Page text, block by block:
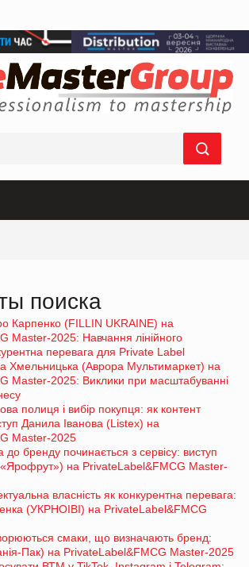
поиска
Карпенко (FILLIN UKRAINE) на
Master-2025: Навчання лінійного
перевага для Private Label
Хмельницька (Аврора Мультимаркет) на
Master-2025: Виклики при масштабуванні
полиця і вибір покупця: як контент
Данила Іванова (Listex) на
Master-2025
до бренду починається з сервісу: виступ
на PrivateLabel&FMCG Master-
власність як конкурентна перевага:
(УКРНОІВІ) на PrivateLabel&FMCG
смаки, що визначають бренд:
Пак) на PrivateLabel&FMCG Master-2025